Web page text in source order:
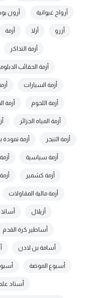
أرواح غيوانية أرون
أزرو أزلا أزمة
أزمة التذاكر
أزمة الحقائب
أزمة السيارات
أزمة اللحوم أزمة
أزمة المياه الجزائر
أزمة النيجر أزمة تمودة
أزمة سياسية
أزمة كشمير
أزمة مالية المقاولات
أزيلال
أساطير كرة القدم
أسامة بن لادن
أسبوع الموضة
أستاد